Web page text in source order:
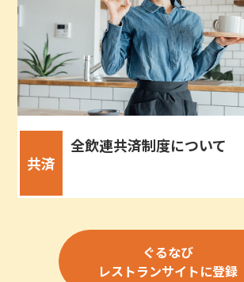
共済
全飲連共済制度について
ぐるなび
レストランサイトに登録